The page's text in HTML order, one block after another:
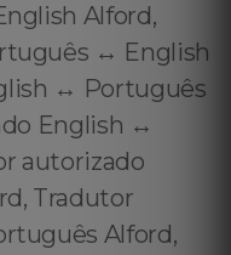
Alford,
↔️ English
↔️ Português
English ↔️
autorizado
Tradutor
Alford,